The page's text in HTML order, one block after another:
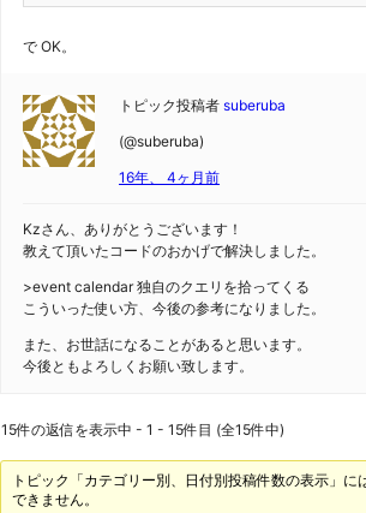
で OK。
トピック投稿者 suberuba
(@suberuba)
16年、 4ヶ月前
Kzさん、ありがとうございます！
教えて頂いたコードのおかげで解決しました。
>event calendar 独自のクエリを拾ってくる
こういった使い方、今後の参考になりました。
また、お世話になることがあると思います。
今後ともよろしくお願い致します。
15件の返信を表示中 - 1 - 15件目 (全15件中)
トピック「カテゴリー別、日付別投稿件数の表示」に
できません。